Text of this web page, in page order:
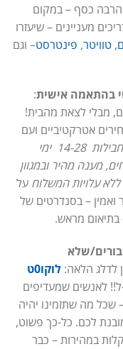
הרבה כסף – במקום
מעניינים – שיעזרו
, טוויטר, פינטרסט– וגם
בהתאמה אישית:
מבלי לצאת מהבית!
אטרקטיביים ועם
זמן הגעה משוער לחבילות 14-28 ימי
מענה מהיר ובמגוון
עלויות המשלוח על
ואמין – בסנדרטים של
בתיאום מראש.
שלא
לדלג הלאה: לוקו0ט
לאנשים שמעדיפים
שכל מה שתזמינו יהיה
לכם. כל-כך פשוט,
במהירות – כבר